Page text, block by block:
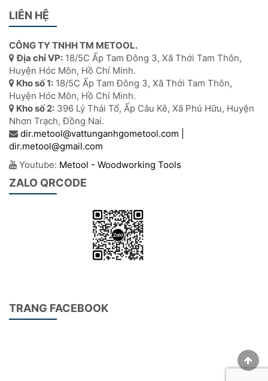
LIÊN HỆ
CÔNG TY TNHH TM METOOL.
Địa chỉ VP: 18/5C Ấp Tam Đông 3, Xã Thới Tam Thôn,
Huyện Hóc Môn, Hồ Chí Minh.
Kho số 1: 18/5C Ấp Tam Đông 3, Xã Thới Tam Thôn,
Huyện Hóc Môn, Hồ Chí Minh.
Kho số 2: 396 Lý Thái Tổ, Ấp Câu Kê, Xã Phú Hữu, Huyện
Nhơn Trạch, Đồng Nai.
dir.metool@vattunganhgometool.com |
dir.metool@gmail.com
Youtube: Metool - Woodworking Tools
ZALO QRCODE
TRANG FACEBOOK